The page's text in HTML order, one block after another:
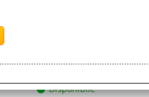
Disponibile